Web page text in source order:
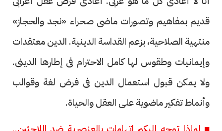
قديم بمفاهيم وتصورات ماضى صحراء «نجد والحجاز»
منتهية الصلاحية، بزعم القداسة الدينية. الدين معتقدات
وإيمانيات وطقوس لها كامل الاحترام فى إطارها الدينى.
ولا يمكن قبول استعمال الدين فى فرض لغة وقوالب
وأنماط تفكير ماضوية على العقل والحياة.